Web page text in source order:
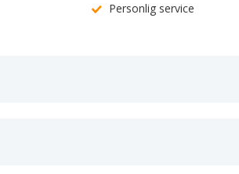
Personlig service